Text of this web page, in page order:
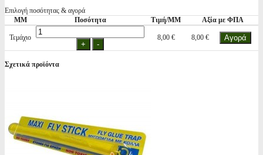
Επιλογή ποσότητας & αγορά
ΜΜ
Ποσότητα Τιμή/ΜΜ Αξία με ΦΠΑ
Τεμάχιο 8,00 € 8,00 €
Σχετικά προϊόντα